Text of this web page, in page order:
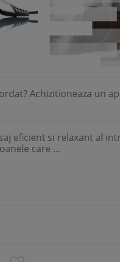
Achizitioneaza un
eficient si relaxant al
care ...